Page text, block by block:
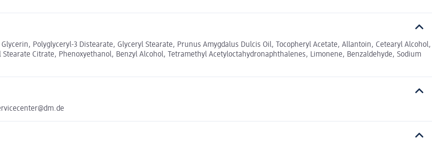
Polyglyceryl-3 Distearate, Glyceryl Stearate, Prunus Amygdalus Dulcis Oil, Tocopheryl Acetate, Allantoin, Cetearyl Alcohol,
Citrate, Phenoxyethanol, Benzyl Alcohol, Tetramethyl Acetyloctahydronaphthalenes, Limonene, Benzaldehyde, Sodium